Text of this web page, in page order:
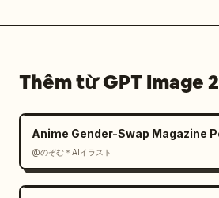
Thêm từ GPT Image 2
Anime Gender-Swap Magazine
@のぞむ＊AIイラスト